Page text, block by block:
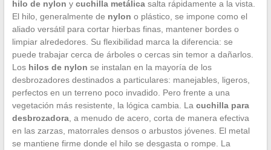
hilo de nylon y cuchilla metálicasalta rápidamente a la vista.
El hilo, generalmente de nylon o plástico, se impone como el
aliado versátil para cortar hierbas finas, mantener bordes o
limpiar alrededores. Su flexibilidad marca la diferencia: se
puede trabajar cerca de árboles o cercas sin temor a dañarlos.
Los hilos de nylon se instalan en la mayoría de los
desbrozadores destinados a particulares: manejables, ligeros,
perfectos en un terreno poco invadido. Pero frente a una
vegetación más resistente, la lógica cambia. La cuchilla para
desbrozadora, a menudo de acero, corta de manera efectiva
en las zarzas, matorrales densos o arbustos jóvenes. El metal
se mantiene firme donde el hilo se desgasta o rompe. La